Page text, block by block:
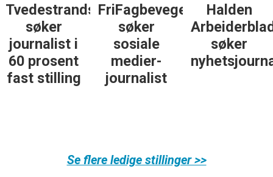
Tvedestrandsposten
søker
journalist i
60 prosent
fast stilling
FriFagbevegelse
søker
sosiale
medier-
journalist
Halden
søker
Se flere ledige stillinger >>